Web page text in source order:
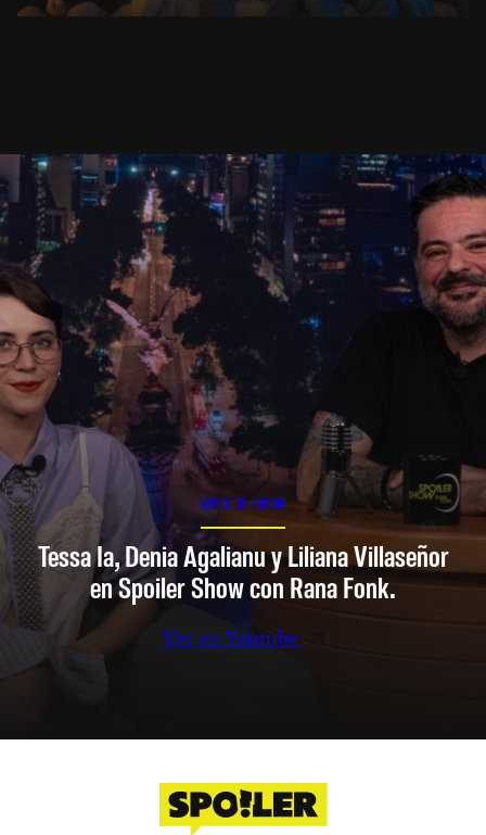
SPOILER SHOW
Tessa Ia, Denia Agalianu y Liliana Villaseñor
en Spoiler Show con Rana Fonk.
Ver en Youtube